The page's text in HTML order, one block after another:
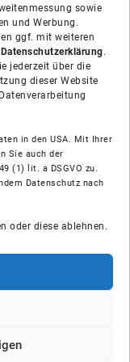
sowie
und Werbung.
ggf. mit weiteren
Datenschutzerklärung.
jederzeit über die
dieser Website
in den USA. Mit Ihrer
Sie auch der
(1) lit. a DSGVO zu.
Datenschutz nach
oder diese ablehnen.